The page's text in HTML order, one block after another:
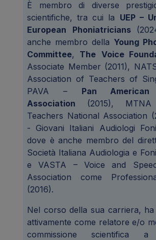
È membro di diverse
scientifiche, tra cui la UEP –
European Phoniatricians
anche membro della Young
Committee, The Voice
Associate Member (2011),
Association of Teachers of
PAVA – Pan American
Association (2015),
Teachers National Association
- Giovani Italiani Audiologi
dove è anche membro del
Società Italiana Audiologia e
e VASTA – Voice and
Association come
(2016).
Nel corso della sua carriera,
attivamente come relatore e/o
commissione scientifica a